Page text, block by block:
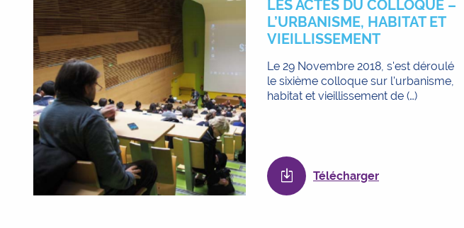
LES ACTES DU COLLOQUE –
L’URBANISME, HABITAT ET
VIEILLISSEMENT
Le 29 Novembre 2018, s'est déroulé
le sixième colloque sur l'urbanisme,
habitat et vieillissement de (…)
Télécharger